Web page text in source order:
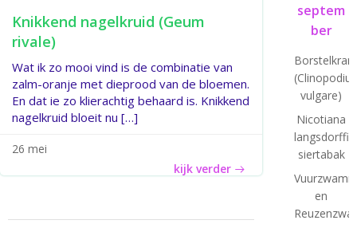
Knikkend nagelkruid (Geum
rivale)
Wat ik zo mooi vind is de combinatie van
zalm-oranje met dieprood van de bloemen.
En dat ie zo klierachtig behaard is. Knikkend
nagelkruid bloeit nu […]
26 mei
kijk verder
septem
ber
vulgare)
Nicotiana
langsdorffii:
siertabak
en